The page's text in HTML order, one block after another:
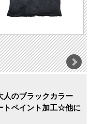
人のブラックカラー
トペイント加工☆他に